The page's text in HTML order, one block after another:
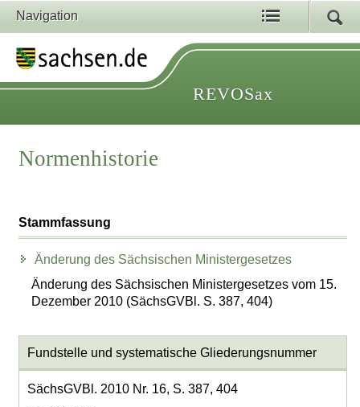
Navigation
REVOSax
Normenhistorie
Stammfassung
Änderung des Sächsischen Ministergesetzes
Änderung des Sächsischen Ministergesetzes vom 15.
Dezember 2010 (SächsGVBl. S. 387, 404)
Fundstelle und systematische Gliederungsnummer
SächsGVBl. 2010 Nr. 16, S. 387, 404